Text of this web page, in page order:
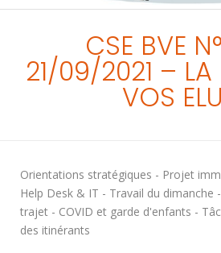
CSE BVE
21/09/2021 – LA
VOS
Orientations stratégiques - Projet
Help Desk & IT - Travail du dimanche
trajet - COVID et garde d'enfants -
des itinérants